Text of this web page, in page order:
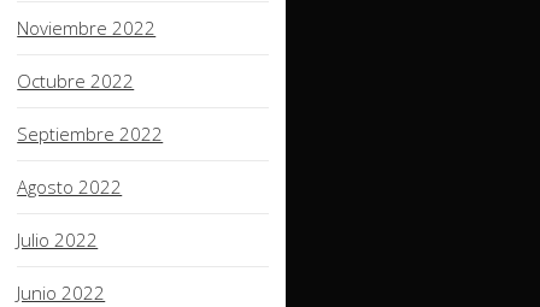
Noviembre 2022
Octubre 2022
Septiembre 2022
Agosto 2022
Julio 2022
Junio 2022